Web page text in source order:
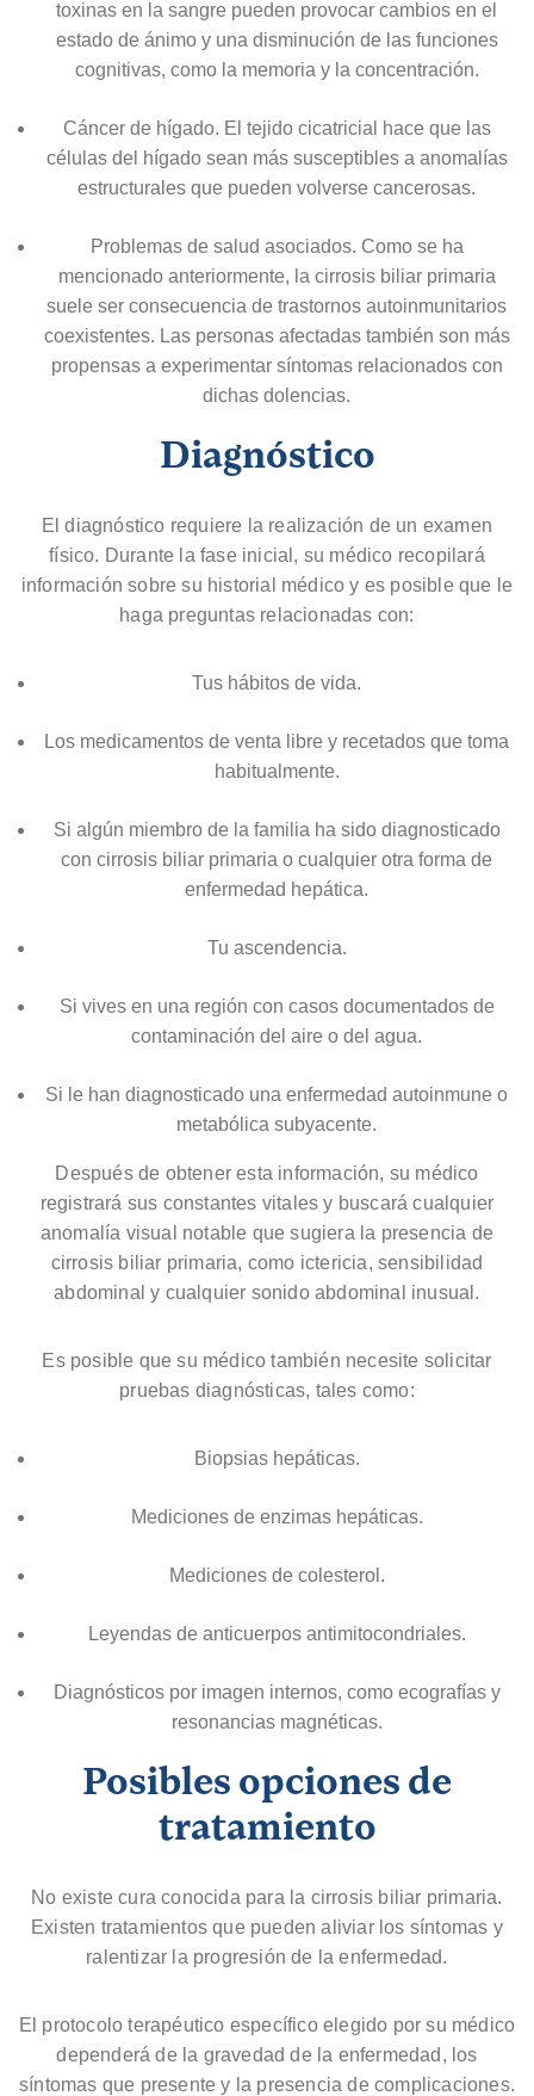
toxinas en la sangre pueden provocar cambios en el
estado de ánimo y una disminución de las funciones
cognitivas, como la memoria y la concentración.
Cáncer de hígado. El tejido cicatricial hace que las
células del hígado sean más susceptibles a anomalías
estructurales que pueden volverse cancerosas.
Problemas de salud asociados. Como se ha
mencionado anteriormente, la cirrosis biliar primaria
suele ser consecuencia de trastornos autoinmunitarios
coexistentes. Las personas afectadas también son más
propensas a experimentar síntomas relacionados con
dichas dolencias.
Diagnóstico
El diagnóstico requiere la realización de un examen
físico. Durante la fase inicial, su médico recopilará
información sobre su historial médico y es posible que le
haga preguntas relacionadas con:
Tus hábitos de vida.
Los medicamentos de venta libre y recetados que toma
habitualmente.
Si algún miembro de la familia ha sido diagnosticado
con cirrosis biliar primaria o cualquier otra forma de
enfermedad hepática.
Tu ascendencia.
Si vives en una región con casos documentados de
contaminación del aire o del agua.
Si le han diagnosticado una enfermedad autoinmune o
metabólica subyacente.
Después de obtener esta información, su médico
registrará sus constantes vitales y buscará cualquier
anomalía visual notable que sugiera la presencia de
cirrosis biliar primaria, como ictericia, sensibilidad
abdominal y cualquier sonido abdominal inusual.
Es posible que su médico también necesite solicitar
pruebas diagnósticas, tales como:
Biopsias hepáticas.
Mediciones de enzimas hepáticas.
Mediciones de colesterol.
Leyendas de anticuerpos antimitocondriales.
Diagnósticos por imagen internos, como ecografías y
resonancias magnéticas.
Posibles opciones de
tratamiento
No existe cura conocida para la cirrosis biliar primaria.
Existen tratamientos que pueden aliviar los síntomas y
ralentizar la progresión de la enfermedad.
El protocolo terapéutico específico elegido por su médico
dependerá de la gravedad de la enfermedad, los
síntomas que presente y la presencia de complicaciones.